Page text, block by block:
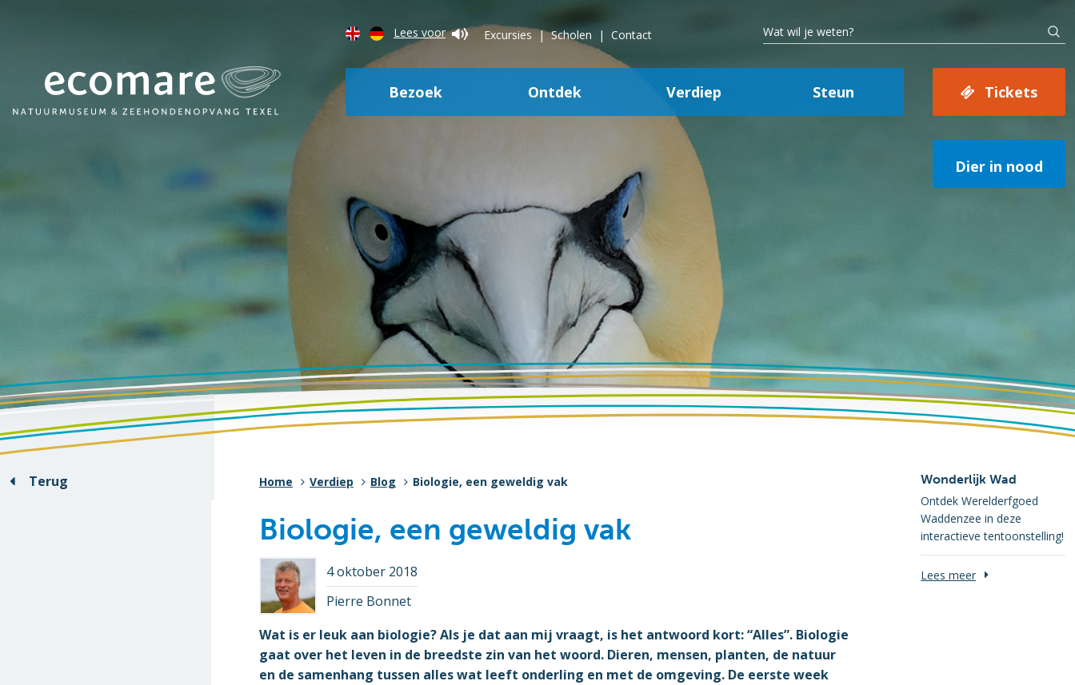
Lees voor Excursies Scholen Contact
Bezoek Ontdek Verdiep Steun Tickets
Dier in nood
Terug Home Verdiep Blog Biologie, een geweldig vak
Biologie, een geweldig vak
4 oktober 2018
Pierre Bonnet
Wat is er leuk aan biologie? Als je dat aan mij vraagt, is het antwoord kort: “Alles”. Biologie
gaat over het leven in de breedste zin van het woord. Dieren, mensen, planten, de natuur
en de samenhang tussen alles wat leeft onderling en met de omgeving. De eerste week
Wonderlijk Wad
Ontdek Werelderfgoed
Waddenzee in deze
interactieve tentoonstelling!
Lees meer